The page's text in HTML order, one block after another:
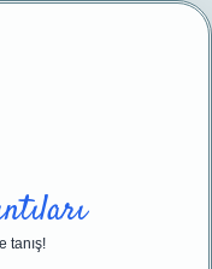
tanış!